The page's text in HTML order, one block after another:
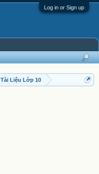
Log in or Sign up
Tài Liệu Lớp 10